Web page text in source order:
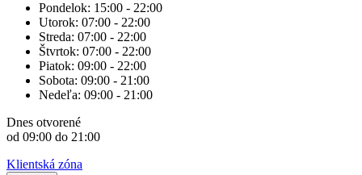
Pondelok: 15:00 - 22:00
Utorok: 07:00 - 22:00
Streda: 07:00 - 22:00
Štvrtok: 07:00 - 22:00
Piatok: 09:00 - 22:00
Sobota: 09:00 - 21:00
Nedeľa: 09:00 - 21:00
Dnes otvorené
od 09:00 do 21:00
Klientská zóna